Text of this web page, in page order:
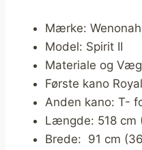
Mærke: Wenonah
Model: Spirit II
Materiale og
Første kano
Anden kano: T-
Længde: 518 cm
Brede: 91 cm